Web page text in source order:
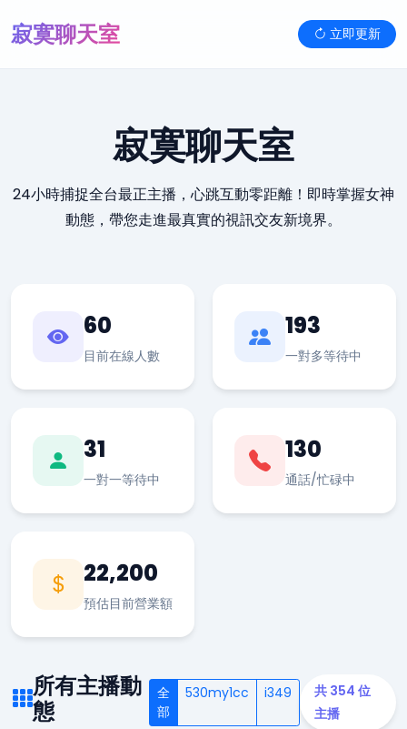
寂寞聊天室 立即更新
寂寞聊天室
24小時捕捉全台最正主播，心跳互動零距離！即時掌握女神
動態，帶您走進最真實的視訊交友新境界。
60
目前在線人數
193
一對多等待中
31
一對一等待中
130
通話/忙碌中
22,200
預估目前營業額
所有主播動
態
全
部
530my1cc i349
共 354 位
主播